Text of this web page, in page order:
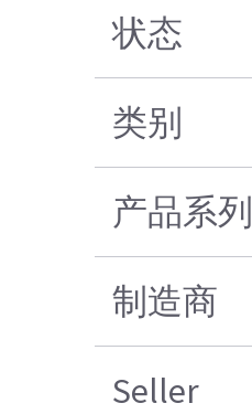
状态
类别
产品系列
制造商
Seller